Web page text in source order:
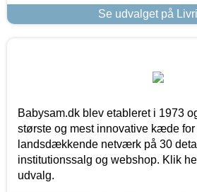
Se udvalget på
Babysam.dk blev etableret i 1973
største og mest innovative kæde
landsdækkende netværk på 30
institutionssalg og webshop. Klik
udvalg.